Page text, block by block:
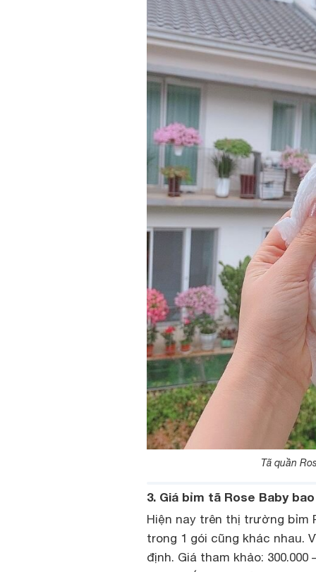
Tã quần
3. Giá bỉm tã Rose Baby
Hiện nay trên thị trường bỉm
trong 1 gói cũng khác nhau.
định. Giá tham khảo: